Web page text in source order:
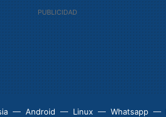
Android Linux Whatsapp